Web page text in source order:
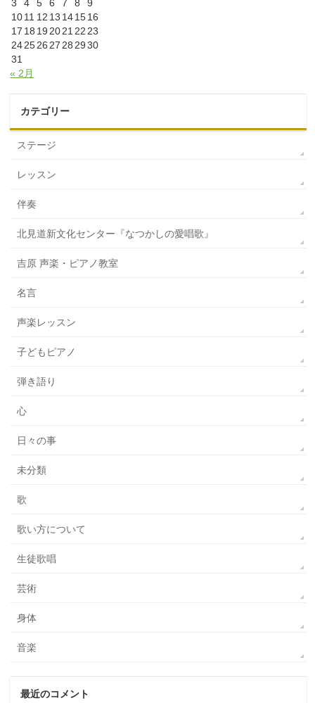
3 4 5 6 7 8
9
1011 12 13 141516
17 18 19 2021 22 23
242526 27 28 29 30
31
« 2月
カテゴリー
ステージ
レッスン
伴奏
北見道新文化センター『なつかしの愛唱歌』
吉原 声楽・ピアノ教室
名言
声楽レッスン
子どもピアノ
弾き語り
心
日々の事
未分類
歌
歌い方について
生徒歌唱
芸術
身体
音楽
最近のコメント